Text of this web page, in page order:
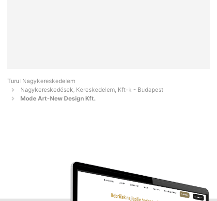
Turul Nagykereskedelem
Nagykereskedések, Kereskedelem, Kft-k - Budapest
Mode Art-New Design Kft.